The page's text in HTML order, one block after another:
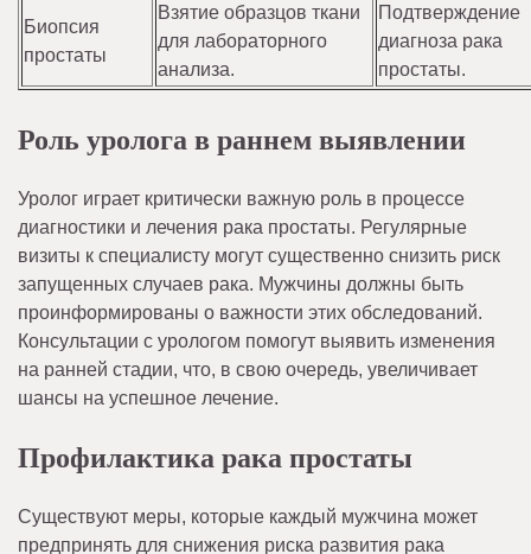
Биопсия
простаты
Взятие образцов ткани
для лабораторного
анализа.
Подтверждение
диагноза рака
простаты.
Роль уролога в раннем выявлении
Уролог играет критически важную роль в процессе
диагностики и лечения рака простаты. Регулярные
визиты к специалисту могут существенно снизить риск
запущенных случаев рака. Мужчины должны быть
проинформированы о важности этих обследований.
Консультации с урологом помогут выявить изменения
на ранней стадии, что, в свою очередь, увеличивает
шансы на успешное лечение.
Профилактика рака простаты
Существуют меры, которые каждый мужчина может
предпринять для снижения риска развития рака